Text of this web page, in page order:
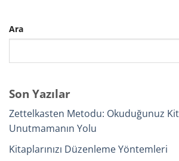
Ara
Son Yazılar
Zettelkasten Metodu: Okuduğunuz
Unutmamanın Yolu
Kitaplarınızı Düzenleme Yöntemleri